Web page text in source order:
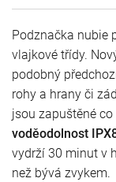
Podznačka nubie
vlajkové třídy.
podobný
rohy a hrany či
jsou zapuštěné
voděodolnost
vydrží 30 minut v
než bývá zvykem.